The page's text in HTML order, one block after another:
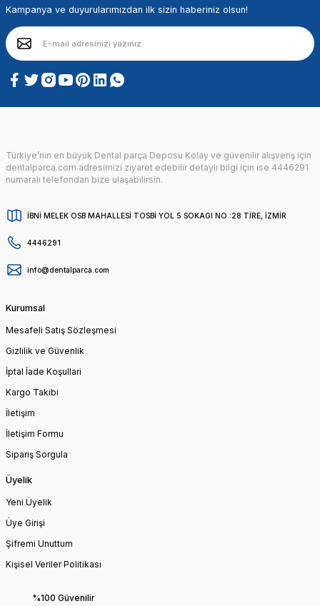
Kampanya ve duyurularımızdan ilk sizin haberiniz olsun!
Türkiye’nin en büyük Dental parça Deposu Kolay ve güvenilir alışveriş için
dentalparca.com adresimizi ziyaret edebilir detaylı bilgi için ise 4446291
numaralı telefondan bize ulaşabilirsin.
İBNİ MELEK OSB MAHALLESİ TOSBİ YOL 5 SOKAGI NO :28 TİRE, İZMİR
4446291
info@dentalparca.com
Kurumsal
Mesafeli Satış Sözleşmesi
Gizlilik ve Güvenlik
İptal İade Koşullari
Kargo Takibi
İletişim
İletişim Formu
Sipariş Sorgula
Üyelik
Yeni Üyelik
Üye Girişi
Şifremi Unuttum
Kişisel Veriler Politikası
%100 Güvenilir